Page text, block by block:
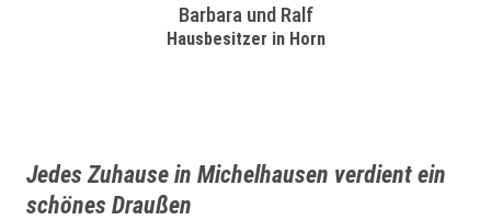
Barbara und Ralf
Hausbesitzer in Horn
Jedes Zuhause in Michelhausen verdient ein
schönes Draußen